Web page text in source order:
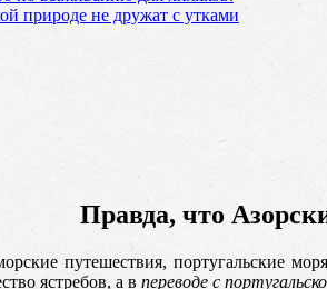
природе не дружат с утками
Правда, что
путешествия, португальские
ястребов, а в переводе с